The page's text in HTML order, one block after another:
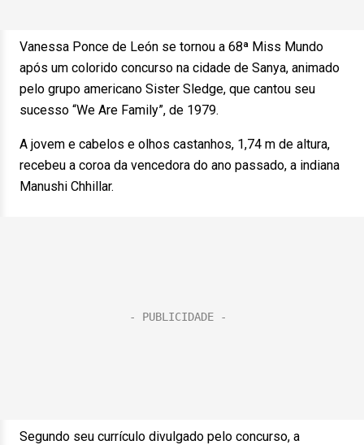
Vanessa Ponce de León se tornou a 68ª Miss Mundo
após um colorido concurso na cidade de Sanya, animado
pelo grupo americano Sister Sledge, que cantou seu
sucesso “We Are Family”, de 1979.
A jovem e cabelos e olhos castanhos, 1,74 m de altura,
recebeu a coroa da vencedora do ano passado, a indiana
Manushi Chhillar.
Segundo seu currículo divulgado pelo concurso, a